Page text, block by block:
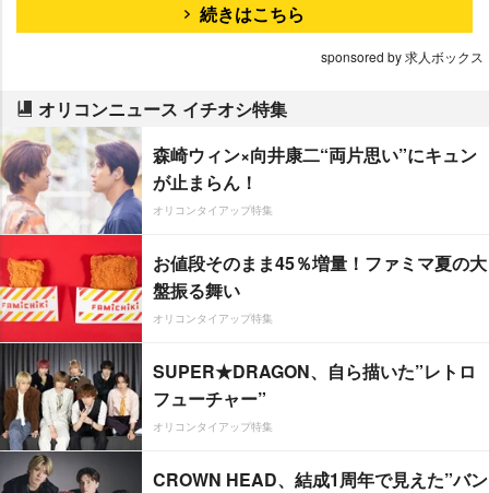
続きはこちら
sponsored by 求人ボックス
オリコンニュース イチオシ特集
森崎ウィン×向井康二“両片思い”にキュン
が止まらん！
オリコンタイアップ特集
お値段そのまま45％増量！ファミマ夏の大
盤振る舞い
オリコンタイアップ特集
SUPER★DRAGON、自ら描いた”レトロ
フューチャー”
オリコンタイアップ特集
CROWN HEAD、結成1周年で見えた”バン